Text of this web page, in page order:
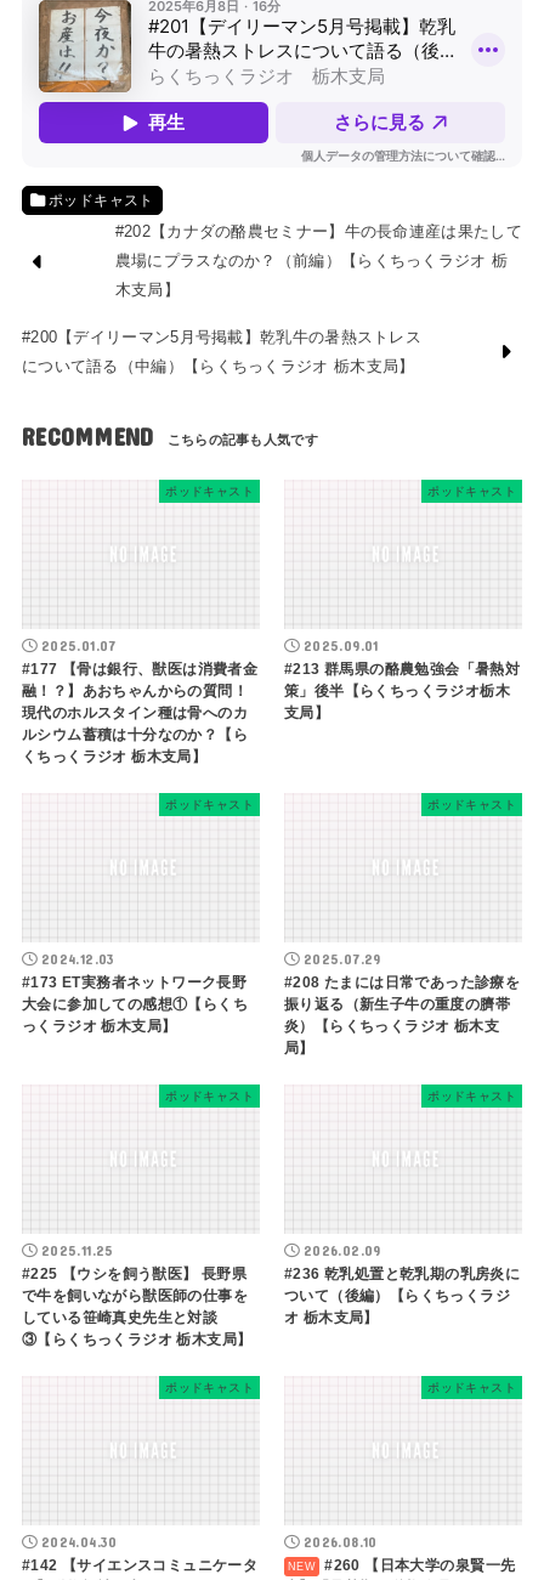
ポッドキャスト
#202【カナダの酪農セミナー】牛の長命連産は果たして
農場にプラスなのか？（前編）【らくちっくラジオ 栃
木支局】
#200【デイリーマン5月号掲載】乾乳牛の暑熱ストレス
について語る（中編）【らくちっくラジオ 栃木支局】
RECOMMEND
ポッドキャスト
2025.01.07
#177 【骨は銀行、獣医は消費者金
融！？】あおちゃんからの質問！
現代のホルスタイン種は骨へのカ
ルシウム蓄積は十分なのか？【ら
くちっくラジオ 栃木支局】
ポッドキャスト
2025.09.01
#213 群馬県の酪農勉強会「暑熱対
策」後半【らくちっくラジオ栃木
支局】
ポッドキャスト
2024.12.03
#173 ET実務者ネットワーク長野
大会に参加しての感想①【らくち
っくラジオ 栃木支局】
ポッドキャスト
2025.07.29
#208 たまには日常であった診療を
振り返る（新生子牛の重度の臍帯
炎）【らくちっくラジオ 栃木支
局】
ポッドキャスト
2025.11.25
#225 【ウシを飼う獣医】 長野県
で牛を飼いながら獣医師の仕事を
している笹崎真史先生と対談
③【らくちっくラジオ 栃木支局】
ポッドキャスト
2026.02.09
#236 乾乳処置と乾乳期の乳房炎に
ついて（後編）【らくちっくラジ
オ 栃木支局】
ポッドキャスト
2024.04.30
#142 【サイエンスコミュニケータ
ポッドキャスト
2026.08.10
#260 【日本大学の泉賢一先